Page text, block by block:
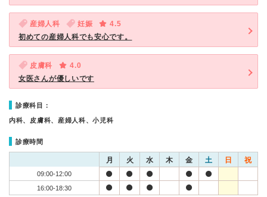
産婦人科 妊娠
4.5
初めての産婦人科でも安心です。
皮膚科
4.0
女医さんが優しいです
診療科目：
内科、皮膚科、産婦人科、小児科
診療時間
月 火 水 木 金 土 日 祝
09:00-12:00
16:00-18:30